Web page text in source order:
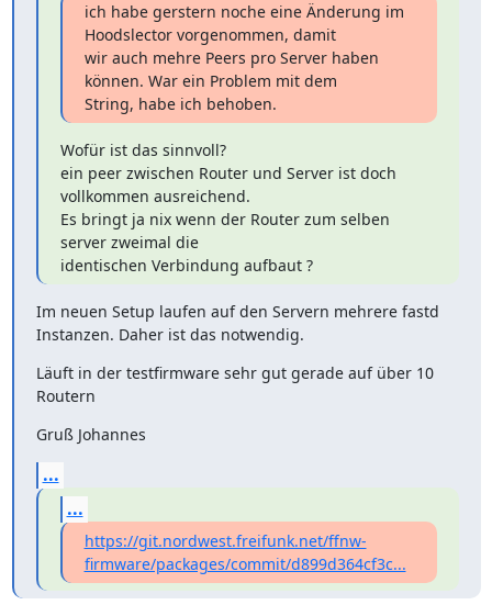
ich habe gerstern noche eine Änderung im
Hoodslector vorgenommen, damit
wir auch mehre Peers pro Server haben
können. War ein Problem mit dem
String, habe ich behoben.
Wofür ist das sinnvoll?
ein peer zwischen Router und Server ist doch
vollkommen ausreichend.
Es bringt ja nix wenn der Router zum selben
server zweimal die
identischen Verbindung aufbaut ?
Im neuen Setup laufen auf den Servern mehrere fastd
Instanzen. Daher ist das notwendig.
Läuft in der testfirmware sehr gut gerade auf über 10
Routern
Gruß Johannes
...
...
https://git.nordwest.freifunk.net/ffnw-
firmware/packages/commit/d899d364cf3c...